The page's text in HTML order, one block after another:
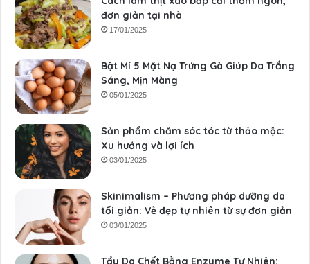
đơn giản tại nhà
17/01/2025
Bật Mí 5 Mặt Nạ Trứng Gà Giúp Da Trắng
Sáng, Mịn Màng
05/01/2025
Sản phẩm chăm sóc tóc từ thảo mộc:
Xu hướng và lợi ích
03/01/2025
Skinimalism – Phương pháp dưỡng da
tối giản: Vẻ đẹp tự nhiên từ sự đơn giản
03/01/2025
Tẩy Da Chết Bằng Enzyme Tự Nhiên: